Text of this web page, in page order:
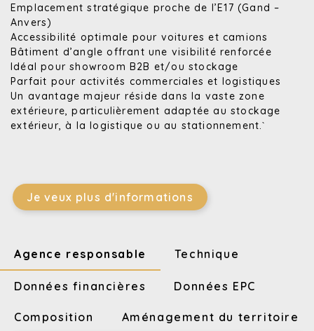
Emplacement stratégique proche de l’E17 (Gand –
Anvers)
Accessibilité optimale pour voitures et camions
Bâtiment d’angle offrant une visibilité renforcée
Idéal pour showroom B2B et/ou stockage
Parfait pour activités commerciales et logistiques
Un avantage majeur réside dans la vaste zone
extérieure, particulièrement adaptée au stockage
extérieur, à la logistique ou au stationnement.`
Je veux plus d'informations
Agence responsable Technique
Données financières Données EPC
Composition Aménagement du territoire